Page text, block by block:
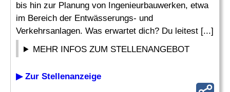
bis hin zur Planung von Ingenieurbauwerken, etwa
im Bereich der Entwässerungs- und
Verkehrsanlagen. Was erwartet dich? Du leitest [...]
MEHR INFOS ZUM STELLENANGEBOT
▶ Zur Stellenanzeige